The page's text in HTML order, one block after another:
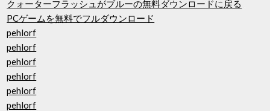
クォーターフラッシュがブルーの無料ダウンロードに戻る
PCゲームを無料でフルダウンロード
pehlorf
pehlorf
pehlorf
pehlorf
pehlorf
pehlorf